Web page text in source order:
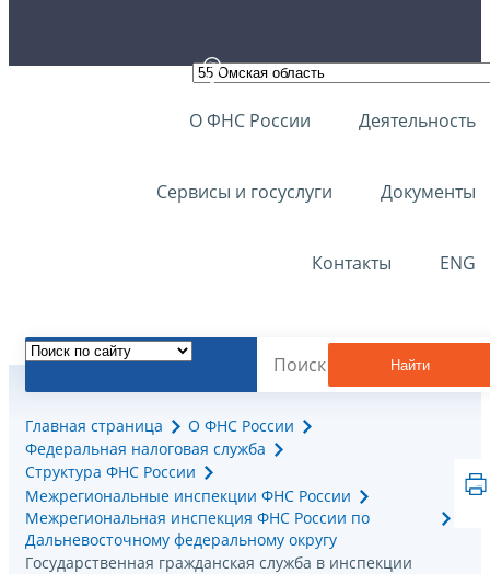
О ФНС России Деятельность
Сервисы и госуслуги Документы
Контакты ENG
Найти
Главная страница
О ФНС России
Федеральная налоговая служба
Структура ФНС России
Межрегиональные инспекции ФНС России
Межрегиональная инспекция ФНС России по
Дальневосточному федеральному округу
Государственная гражданская служба в инспекции